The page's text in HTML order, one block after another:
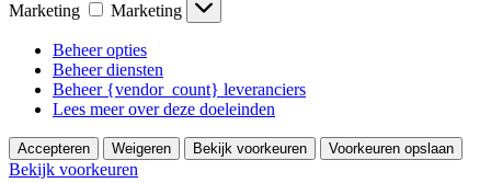
Marketing
Marketing
Beheer opties
Beheer diensten
Beheer {vendor_count} leveranciers
Lees meer over deze doeleinden
Accepteren Weigeren Bekijk voorkeuren Voorkeuren opslaan
Bekijk voorkeuren